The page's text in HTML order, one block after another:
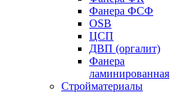
Фанера ФСФ
OSB
ЦСП
ДВП (оргалит)
Фанера
ламинированная
Стройматериалы